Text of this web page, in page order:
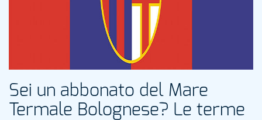
Sei un abbonato del Mare
Termale Bolognese? Le terme